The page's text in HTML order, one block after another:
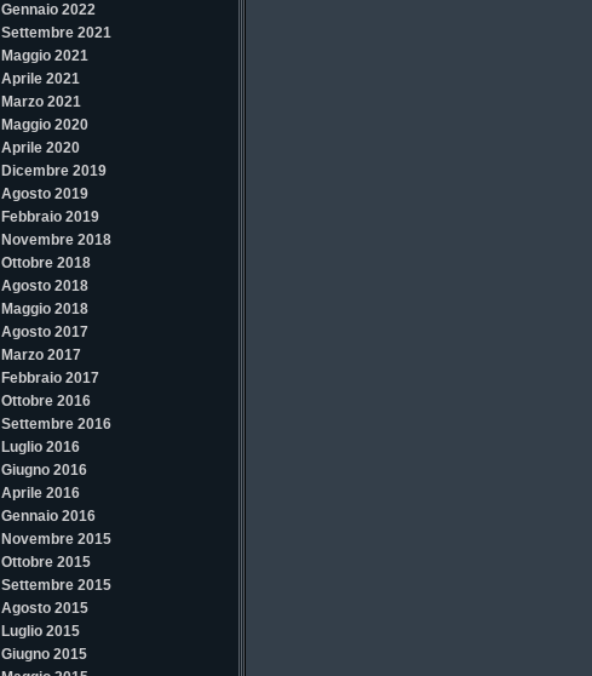
Gennaio 2022
Settembre 2021
Maggio 2021
Aprile 2021
Marzo 2021
Maggio 2020
Aprile 2020
Dicembre 2019
Agosto 2019
Febbraio 2019
Novembre 2018
Ottobre 2018
Agosto 2018
Maggio 2018
Agosto 2017
Marzo 2017
Febbraio 2017
Ottobre 2016
Settembre 2016
Luglio 2016
Giugno 2016
Aprile 2016
Gennaio 2016
Novembre 2015
Ottobre 2015
Settembre 2015
Agosto 2015
Luglio 2015
Giugno 2015